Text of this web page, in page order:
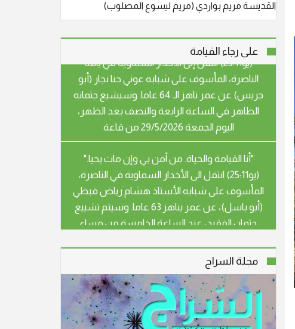
القديسة مريم بواردي (مريم ليسوع المصلوب)
على رجاء القيامة
"أنا القيامة والحياة. من آمن بي وإن مات يحيا."
الناصرة، المأسوف على شبابه عوني حنا نجار (أبو
جريس) عن عمر ناهز الـ 64 عاما. وسيشيع جثمانه
الطاهر في الساعة الرابعة والنصف بعد الظهر،
اليوم الجمعة 29/5/2026 من قاعة
"أنا القيامة والحياة. من آمن بي وإن مات يحيا."
(يو25:11) انتقل الى الأخدار السماوية في الناصرة،
المأسوف على شبابه الأستاذ هشام رياض قبطي
(أبو باسل)، عن عمر يناهز 63 عاما. وسيتم تشييع
جثمان الفقيد، عند الساعة الخامسة من مساء
اليوم الثلاثاء، من كنيسة الأقباط
(يو25:11) انتقل الى الأخدار السماوية في الناصرة،
المأسوف على شبابه صبري رشيد صفوري (أبو
هيثم)، عن عمر يناهز 54 عاما. سيشيع جثمان
الفقيد، يوم غد الثلاثاء الموافق 28.4.26 الساعة
الثالثة بعد الظهر، من قاعة بندكتو
مجلة السراج